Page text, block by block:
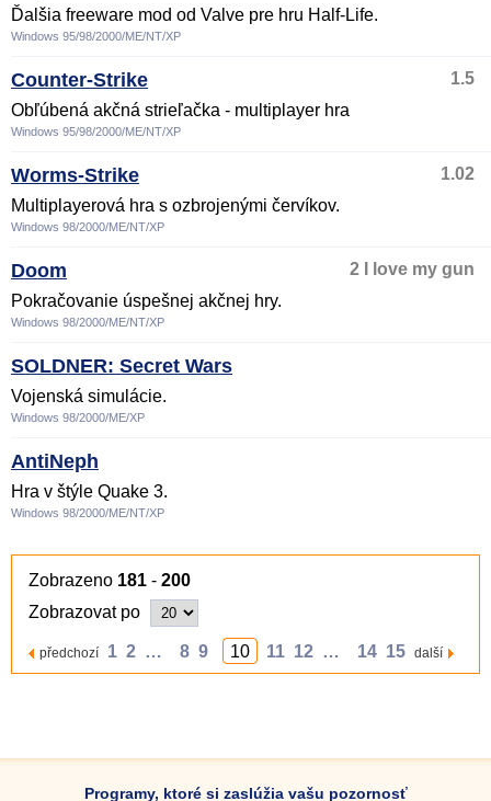
Ďalšia freeware mod od Valve pre hru Half-Life.
Windows 95/98/2000/ME/NT/XP
Counter-Strike
1.5
Obľúbená akčná strieľačka - multiplayer hra
Windows 95/98/2000/ME/NT/XP
Worms-Strike
1.02
Multiplayerová hra s ozbrojenými červíkov.
Windows 98/2000/ME/NT/XP
Doom
2 I love my gun
Pokračovanie úspešnej akčnej hry.
Windows 98/2000/ME/NT/XP
SOLDNER: Secret Wars
Vojenská simulácie.
Windows 98/2000/ME/XP
AntiNeph
Hra v štýle Quake 3.
Windows 98/2000/ME/NT/XP
Zobrazeno 181 - 200
Zobrazovat po
předchozí 1 2 … 8 9 10 11 12 … 14 15 další
Programy, ktoré si zaslúžia vašu pozornosť